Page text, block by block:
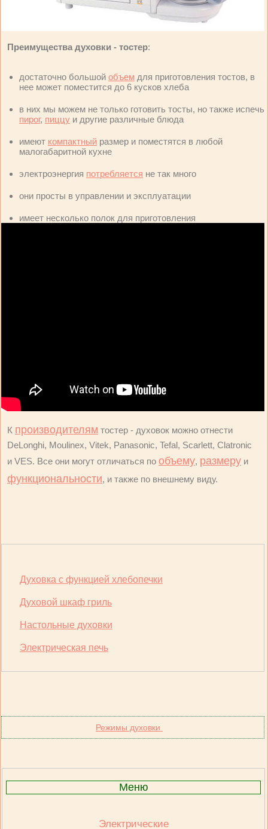
Преимущества духовки - тостер:
достаточно большой объем для приготовления тостов, в
нее может поместится до 6 кусков хлеба
в них мы можем не только готовить тосты, но также испечь
пирог, пиццу и другие различные блюда
имеют компактный размер и поместятся в любой
малогабаритной кухне
электроэнергия потребляется не так много
они просты в управлении и эксплуатации
имеет несколько полок для приготовления
К производителям тостер - духовок можно отнести
DeLonghi, Moulinex, Vitek, Panasonic, Tefal, Scarlett, Clatronic
и VES. Все они могут отличаться по объему, размеру и
функциональности, и также по внешнему виду.
Духовка с функцией хлебопечки
Духовой шкаф гриль
Настольные духовки
Электрическая печь
Режимы духовки
Меню
Электрические